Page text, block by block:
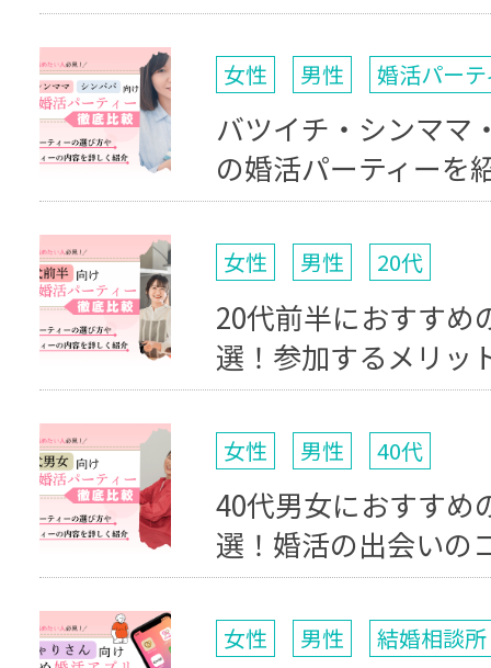
女性 男性 婚活パー
バツイチ・シンママ
の婚活パーティーを
女性 男性 20代
20代前半におすすめ
選！参加するメリッ
女性 男性 40代
40代男女におすすめ
選！婚活の出会いの
女性 男性 結婚相談所